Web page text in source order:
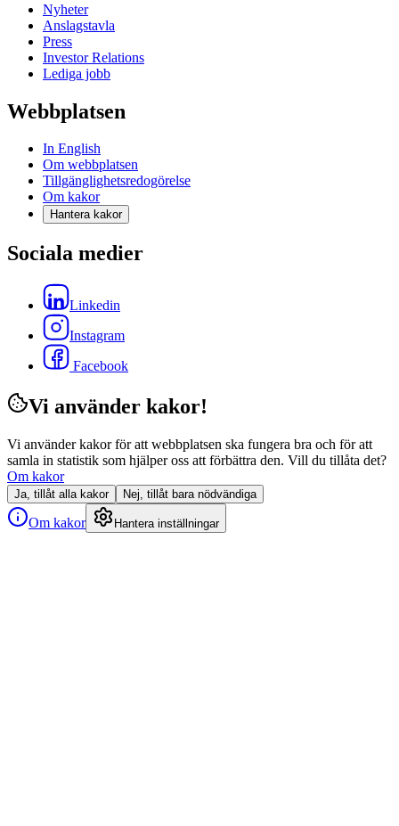
Nyheter
Anslagstavla
Press
Investor Relations
Lediga jobb
Webbplatsen
In English
Om webbplatsen
Tillgänglighetsredogörelse
Om kakor
Hantera kakor
Sociala medier
Linkedin
Instagram
Facebook
Vi använder kakor!
Vi använder kakor för att webbplatsen ska fungera bra och för att
samla in statistik som hjälper oss att förbättra den. Vill du tillåta det?
Om kakor
Ja, tillåt alla kakor Nej, tillåt bara nödvändiga
Om kakor Hantera inställningar